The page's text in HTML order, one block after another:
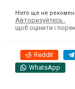
Ніхто ще не
Авторизуйтесь ,
щоб оцінити і
Reddit
WhatsApp